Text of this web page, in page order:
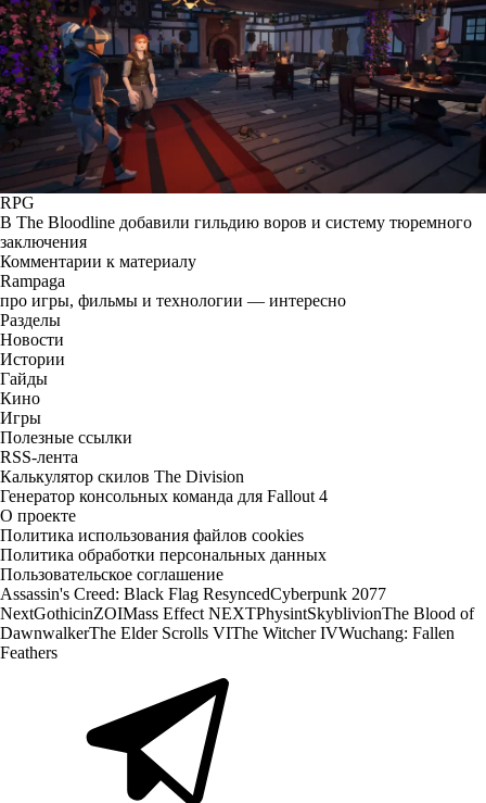
RPG
В The Bloodline добавили гильдию воров и систему тюремного
заключения
Комментарии к материалу
Rampaga
про игры, фильмы и технологии — интересно
Разделы
Новости
Истории
Гайды
Кино
Игры
Полезные ссылки
RSS-лента
Калькулятор скилов The Division
Генератор консольных команда для Fallout 4
О проекте
Политика использования файлов cookies
Политика обработки персональных данных
Пользовательское соглашение
Assassin's Creed: Black Flag ResyncedCyberpunk 2077
NextGothicinZOIMass Effect NEXTPhysintSkyblivionThe Blood of
DawnwalkerThe Elder Scrolls VIThe Witcher IVWuchang: Fallen
Feathers